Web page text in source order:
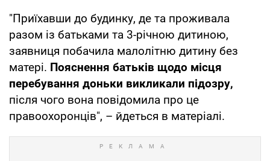
"Приїхавши до будинку, де та проживала
разом із батьками та 3-річною дитиною,
заявниця побачила малолітню дитину без
матері. Пояснення батьків щодо місця
перебування доньки викликали підозру,
після чого вона повідомила про це
правоохоронців", – йдеться в матеріалі.